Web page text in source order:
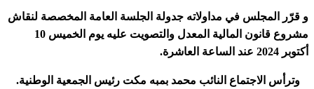
و قرّر المجلس في مداولاته جدولة الجلسة العامة المخصصة لنقاش
مشروع قانون المالية المعدل والتصويت عليه يوم الخميس 10
أكتوبر 2024 عند الساعة العاشرة.
وترأس الاجتماع النائب محمد بمبه مكت رئيس الجمعية الوطنية.